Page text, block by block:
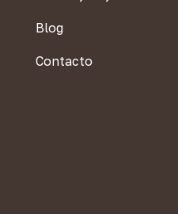
Habitación triple
deluxe
Blog
Contacto